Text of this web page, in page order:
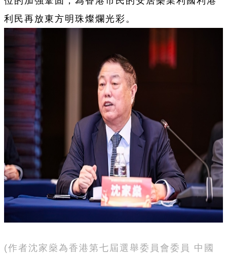
利民再放東方明珠燦爛光彩。
(作者沈家燊為香港第七屆選舉委員會委員 中國